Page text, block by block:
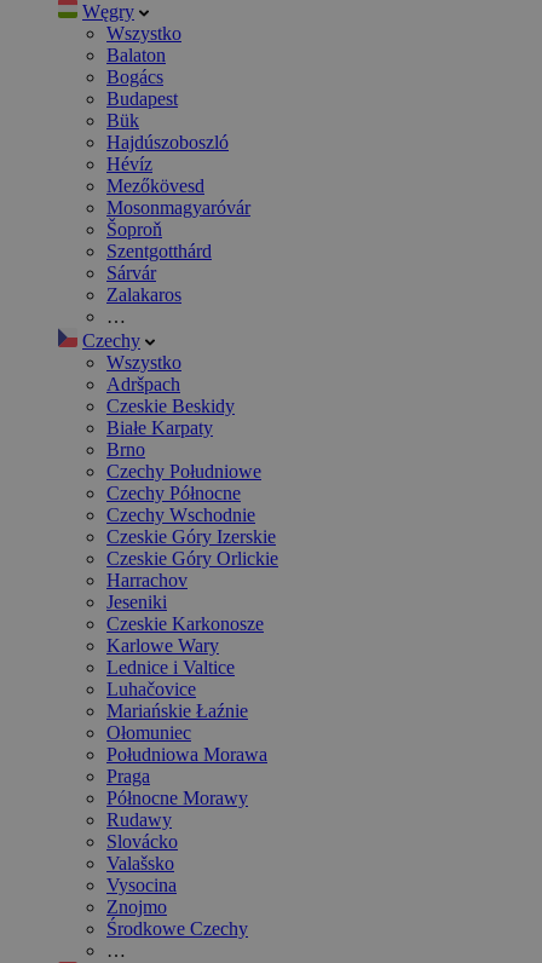
Węgry
Wszystko
Balaton
Bogács
Budapest
Bük
Hajdúszoboszló
Hévíz
Mezőkövesd
Mosonmagyaróvár
Šoproň
Szentgotthárd
Sárvár
Zalakaros
…
Czechy
Wszystko
Adršpach
Czeskie Beskidy
Białe Karpaty
Brno
Czechy Południowe
Czechy Północne
Czechy Wschodnie
Czeskie Góry Izerskie
Czeskie Góry Orlickie
Harrachov
Jeseniki
Czeskie Karkonosze
Karlowe Wary
Lednice i Valtice
Luhačovice
Mariańskie Łaźnie
Ołomuniec
Południowa Morawa
Praga
Północne Morawy
Rudawy
Slovácko
Valašsko
Vysocina
Znojmo
Środkowe Czechy
…